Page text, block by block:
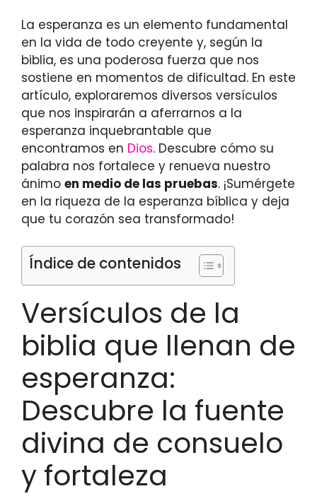
La esperanza es un elemento fundamental
en la vida de todo creyente y, según la
biblia, es una poderosa fuerza que nos
sostiene en momentos de dificultad. En este
artículo, exploraremos diversos versículos
que nos inspirarán a aferrarnos a la
esperanza inquebrantable que
encontramos en Dios. Descubre cómo su
palabra nos fortalece y renueva nuestro
ánimo en medio de las pruebas. ¡Sumérgete
en la riqueza de la esperanza bíblica y deja
que tu corazón sea transformado!
Índice de contenidos
Versículos de la
biblia que llenan de
esperanza:
Descubre la fuente
divina de consuelo
y fortaleza